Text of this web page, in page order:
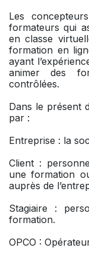
Les
formateurs qui
en classe
formation en
ayant
animer des
contrôlées.
Dans le présent
par :
Entreprise : la
Client :
une formation
auprès de
Stagiaire :
formation.
OPCO :